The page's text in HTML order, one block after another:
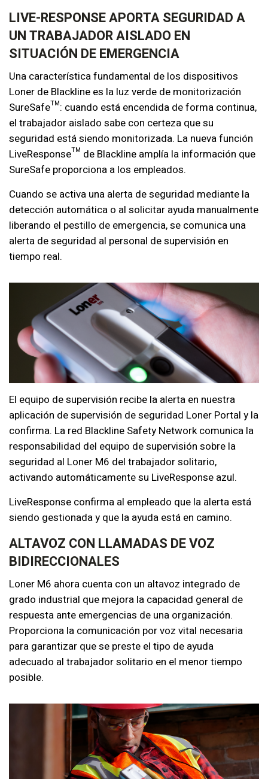
LIVE-RESPONSE APORTA SEGURIDAD A
UN TRABAJADOR AISLADO EN
SITUACIÓN DE EMERGENCIA
Una característica fundamental de los dispositivos
Loner de Blackline es la luz verde de monitorización
SureSafe™: cuando está encendida de forma continua,
el trabajador aislado sabe con certeza que su
seguridad está siendo monitorizada. La nueva función
LiveResponse™ de Blackline amplía la información que
SureSafe proporciona a los empleados.
Cuando se activa una alerta de seguridad mediante la
detección automática o al solicitar ayuda manualmente
liberando el pestillo de emergencia, se comunica una
alerta de seguridad al personal de supervisión en
tiempo real.
El equipo de supervisión recibe la alerta en nuestra
aplicación de supervisión de seguridad Loner Portal y la
confirma. La red Blackline Safety Network comunica la
responsabilidad del equipo de supervisión sobre la
seguridad al Loner M6 del trabajador solitario,
activando automáticamente su LiveResponse azul.
LiveResponse confirma al empleado que la alerta está
siendo gestionada y que la ayuda está en camino.
ALTAVOZ CON LLAMADAS DE VOZ
BIDIRECCIONALES
Loner M6 ahora cuenta con un altavoz integrado de
grado industrial que mejora la capacidad general de
respuesta ante emergencias de una organización.
Proporciona la comunicación por voz vital necesaria
para garantizar que se preste el tipo de ayuda
adecuado al trabajador solitario en el menor tiempo
posible.